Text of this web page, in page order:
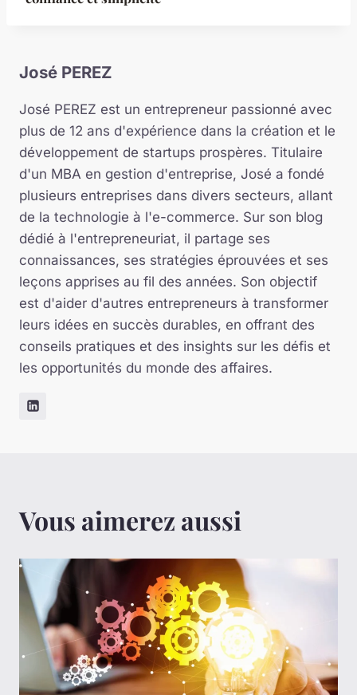
José PEREZ
José PEREZ est un entrepreneur passionné avec
plus de 12 ans d'expérience dans la création et le
développement de startups prospères. Titulaire
d'un MBA en gestion d'entreprise, José a fondé
plusieurs entreprises dans divers secteurs, allant
de la technologie à l'e-commerce. Sur son blog
dédié à l'entrepreneuriat, il partage ses
connaissances, ses stratégies éprouvées et ses
leçons apprises au fil des années. Son objectif
est d'aider d'autres entrepreneurs à transformer
leurs idées en succès durables, en offrant des
conseils pratiques et des insights sur les défis et
les opportunités du monde des affaires.
Vous aimerez aussi